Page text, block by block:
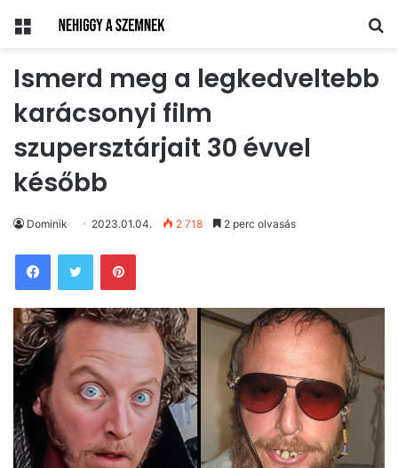
Menü
Ismerd meg a legkedveltebb
karácsonyi film
szupersztárjait 30 évvel
később
Dominik 2023.01.04. 2 718 2 perc olvasás
Pinterest